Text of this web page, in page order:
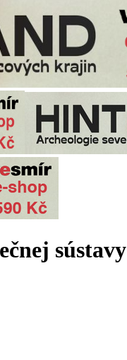
sústavy